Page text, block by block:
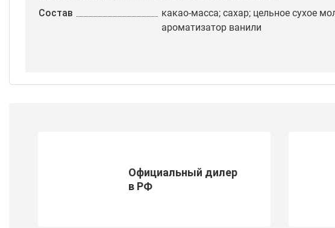
Состав
какао-масса; сахар; цельное сухое
ароматизатор ванили
Официальный дилер
в РФ